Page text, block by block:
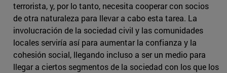
terrorista, y, por lo tanto, necesita cooperar con socios
de otra naturaleza para llevar a cabo esta tarea. La
involucración de la sociedad civil y las comunidades
locales serviría así para aumentar la confianza y la
cohesión social, llegando incluso a ser un medio para
llegar a ciertos segmentos de la sociedad con los que los